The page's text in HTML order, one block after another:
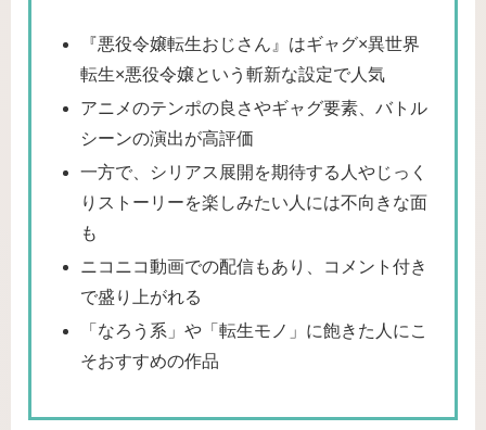
『悪役令嬢転生おじさん』はギャグ×異世界
転生×悪役令嬢という斬新な設定で人気
アニメのテンポの良さやギャグ要素、バトル
シーンの演出が高評価
一方で、シリアス展開を期待する人やじっく
りストーリーを楽しみたい人には不向きな面
も
ニコニコ動画での配信もあり、コメント付き
で盛り上がれる
「なろう系」や「転生モノ」に飽きた人にこ
そおすすめの作品